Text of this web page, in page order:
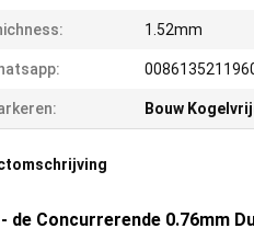
1.52mm
Bouw
de Concurrerende 0.76mm